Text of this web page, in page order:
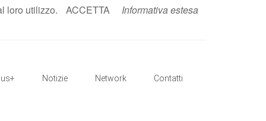
loro utilizzo. ACCETTA Informativa estesa
IT|EN
Notizie Network Contatti